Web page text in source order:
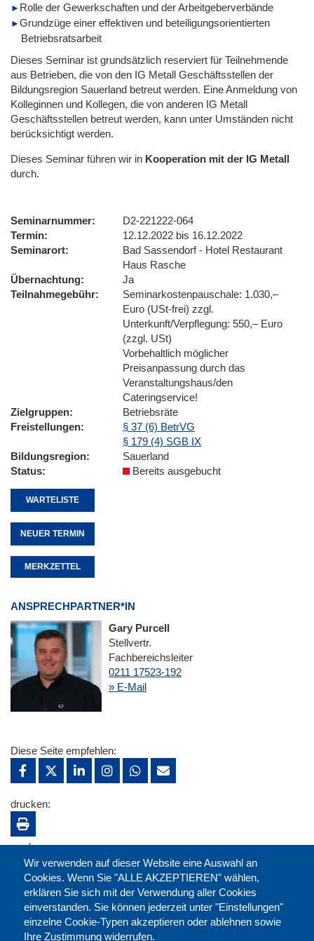
Rolle der Gewerkschaften und der Arbeitgeberverbände
Grundzüge einer effektiven und beteiligungsorientierten
Betriebsratsarbeit
Dieses Seminar ist grundsätzlich reserviert für Teilnehmende
aus Betrieben, die von den IG Metall Geschäftsstellen der
Bildungsregion Sauerland betreut werden. Eine Anmeldung von
Kolleginnen und Kollegen, die von anderen IG Metall
Geschäftsstellen betreut werden, kann unter Umständen nicht
berücksichtigt werden.
Dieses Seminar führen wir in Kooperation mit der IG Metall
durch.
Seminarnummer
D2-221222-064
Termin
12.12.2022 bis 16.12.2022
Seminarort
Bad Sassendorf - Hotel Restaurant
Haus Rasche
Übernachtung
Ja
Teilnahmegebühr
Seminarkostenpauschale: 1.030,–
Euro (USt-frei) zzgl.
Unterkunft/Verpflegung: 550,– Euro
(zzgl. USt)
Vorbehaltlich möglicher
Preisanpassung durch das
Veranstaltungshaus/den
Cateringservice!
Zielgruppen
Betriebsräte
Freistellungen
§ 37 (6) BetrVG
§ 179 (4) SGB IX
Bildungsregion
Sauerland
Status
Bereits ausgebucht
WARTELISTE
NEUER TERMIN
MERKZETTEL
ANSPRECHPARTNER*IN
Gary Purcell
Stellvertr.
Fachbereichsleiter
0211 17523-192
» E-Mail
Wir verwenden auf dieser Website eine Auswahl an
Cookies. Wenn Sie "ALLE AKZEPTIEREN" wählen,
erklären Sie sich mit der Verwendung aller Cookies
einverstanden. Sie können jederzeit unter "Einstellungen"
einzelne Cookie-Typen akzeptieren oder ablehnen sowie
Ihre Zustimmung widerrufen.
Diese Seite empfehlen:
drucken:
merken: